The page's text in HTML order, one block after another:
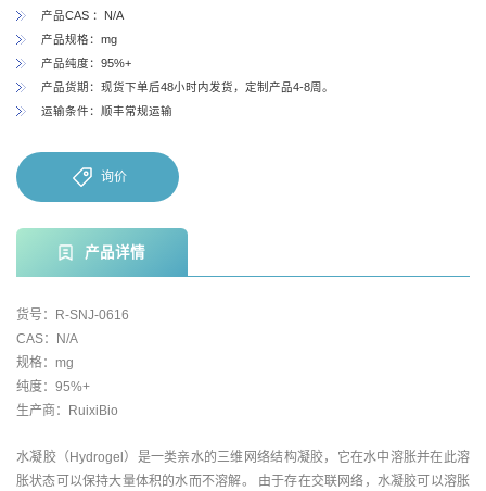
产品CAS ：N/A
产品规格：mg
产品纯度：95%+
产品货期：现货下单后48小时内发货，定制产品4-8周。
运输条件：顺丰常规运输
询价
产品详情
货号：R-SNJ-0616
CAS：N/A
规格：mg
纯度：95%+
生产商：RuixiBio
水凝胶（Hydrogel）是一类亲水的三维网络结构凝胶，它在水中溶胀并在此溶
胀状态可以保持大量体积的水而不溶解。 由于存在交联网络，水凝胶可以溶胀